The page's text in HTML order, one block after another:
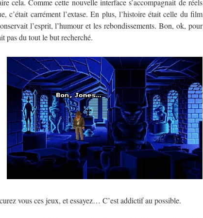
cela. Comme cette nouvelle interface s’accompagnait de réels
c’était carrément l’extase. En plus, l’histoire était celle du film
l’esprit, l’humour et les rebondissements. Bon, ok, pour
pas du tout le but recherché.
vous ces jeux, et essayez… C’est addictif au possible.